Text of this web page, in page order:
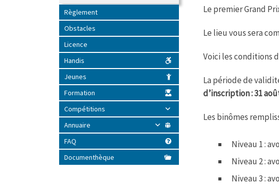
e
o
t
r
t
p
s
e
Le premier Grand
Le lieu vous sera
Voici les conditions
La période de
d’inscription : 31
Les binômes
Niveau 1 :
Niveau 2 :
Niveau 3 :
Règlement
Obstacles
Licence
Handis
Jeunes
Formation
Compétitions
Annuaire
FAQ
Documenthèque